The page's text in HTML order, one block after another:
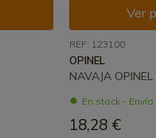
Ver
REF: 123100
OPINEL
NAVAJA OPINEL
En stock -
18,28 €